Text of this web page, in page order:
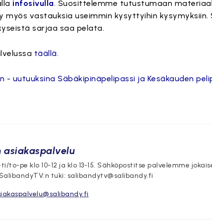
infosivulla. Suosittelemme tutustumaan
myös vastauksia useimmin kysyttyihin kysymyksiin.
sarjaa saa pelata.
täällä.
- uutuuksina Säbäkipinäpelipassi ja Kesäkauden
asiakaspalvelu
to-pe klo 10-12 ja klo 13-15. Sähköpostitse palvelemme
tuki: salibandytv@salibandy.fi